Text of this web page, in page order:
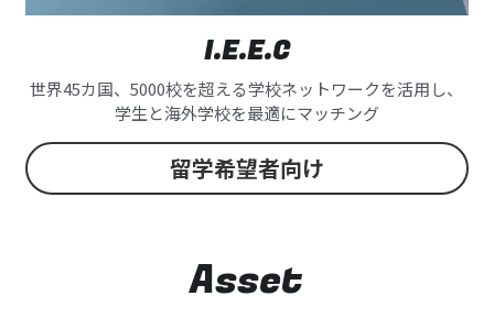
I.E.E.C
世界45カ国、5000校を超える学校ネットワークを活用し、
学生と海外学校を最適にマッチング
留学希望者向け
Asset